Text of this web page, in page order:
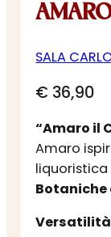
SALA
€ 36,90
“Amaro il
Amaro
liquoristica
Botaniche